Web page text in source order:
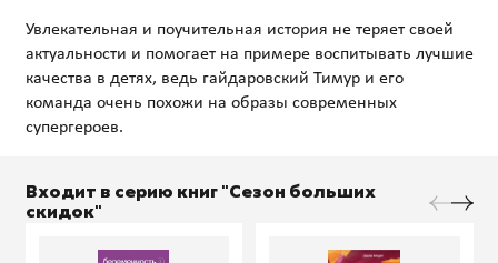
Увлекательная и поучительная история не теряет своей
актуальности и помогает на примере воспитывать лучшие
качества в детях, ведь гайдаровский Тимур и его
команда очень похожи на образы современных
Входит в серию книг "Сезон больших
скидок"